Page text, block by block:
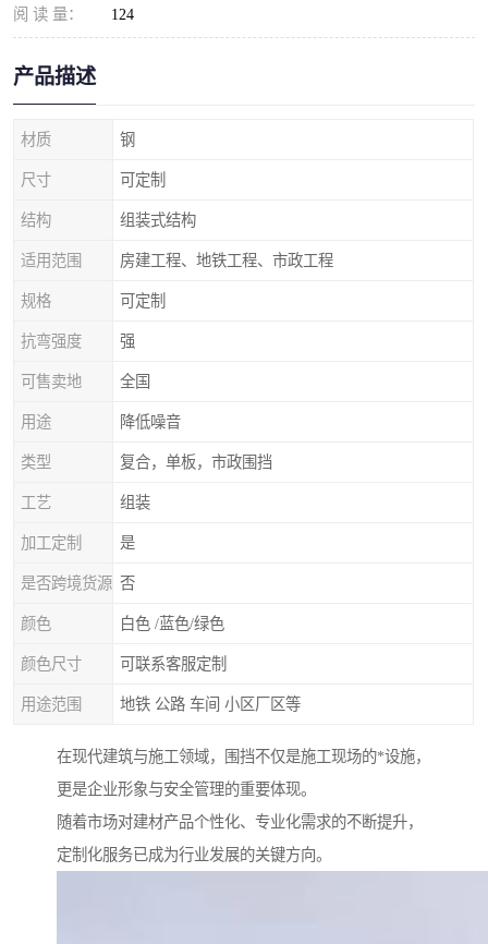
阅 读 量： 124
产品描述
材质 钢
尺寸 可定制
结构 组装式结构
适用范围 房建工程、地铁工程、市政工程
规格 可定制
抗弯强度 强
可售卖地 全国
用途 降低噪音
类型 复合，单板，市政围挡
工艺 组装
加工定制 是
是否跨境货源 否
颜色 白色 /蓝色/绿色
颜色尺寸 可联系客服定制
用途范围 地铁 公路 车间 小区厂区等
在现代建筑与施工领域，围挡不仅是施工现场的*设施，
更是企业形象与安全管理的重要体现。
随着市场对建材产品个性化、专业化需求的不断提升，
定制化服务已成为行业发展的关键方向。